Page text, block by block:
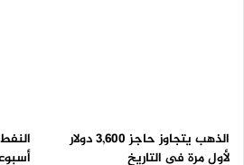
الذهب يتجاوز حاجز 3,600 دولار
لأول مرة فى التاريخ